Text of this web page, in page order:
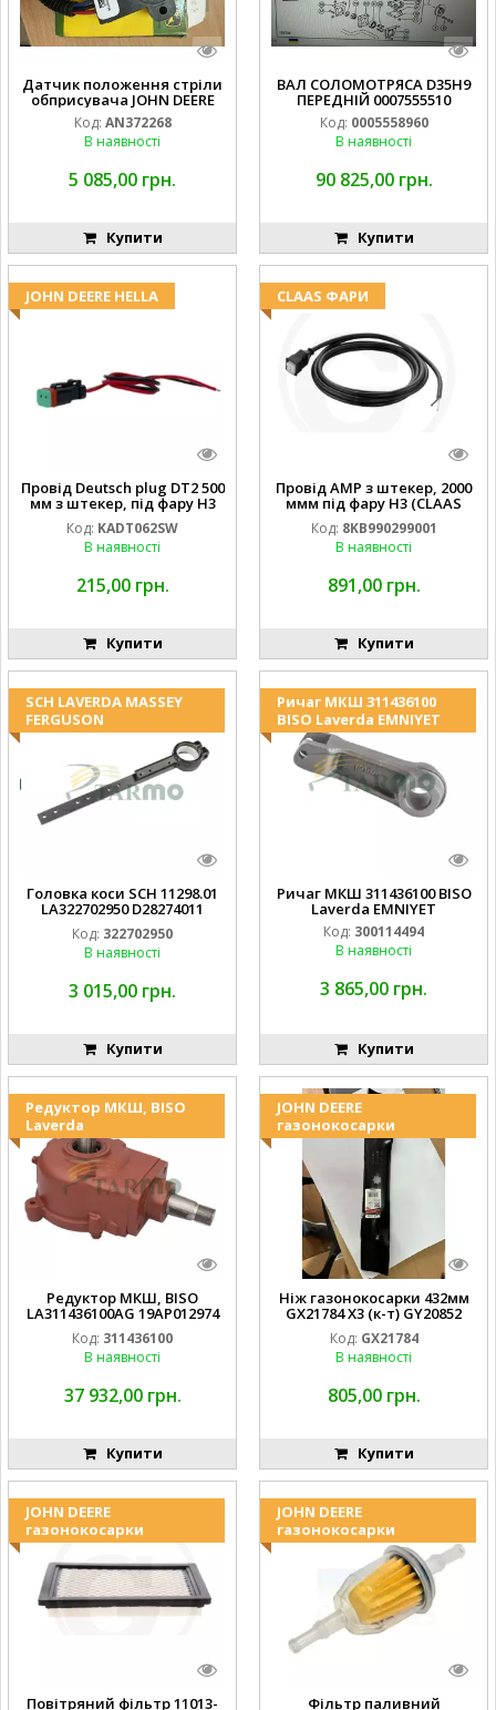
Датчик положення стріли
обприсувача JOHN DEERE
Код: AN372268
В наявності
5 085,00 грн.
Купити
ВАЛ СОЛОМОТРЯСА D35H9
ПЕРЕДНІЙ 0007555510
Код: 0005558960
В наявності
90 825,00 грн.
Купити
JOHN DEERE HELLA
Провід Deutsch plug DT2 500
мм з штекер, під фару H3
(JOHN DEERE AL116438
994.184.00) ) Kramp Hella
Код: KADT062SW
В наявності
215,00 грн.
Купити
CLAAS ФАРИ
Провід AMP з штекер, 2000
ммм під фару H3 (CLAAS
013733) Hella
Код: 8KB990299001
В наявності
891,00 грн.
Купити
SCH LAVERDA MASSEY
FERGUSON
Головка коси SCH 11298.01
LA322702950 D28274011
Код: 322702950
В наявності
3 015,00 грн.
Купити
Ричаг МКШ 311436100
BISO Laverda EMNIYET
Ричаг МКШ 311436100 BISO
Laverda EMNIYET
Код: 300114494
В наявності
3 865,00 грн.
Купити
Редуктор МКШ, BISO
Laverda
Редуктор МКШ, BISO
LA311436100AG 19AP012974
Laverda EMNIYET
Код: 311436100
В наявності
37 932,00 грн.
Купити
JOHN DEERE
газонокосарки
Ніж газонокосарки 432мм
GX21784 X3 (к-т) GY20852
AM137757 AM141035
Код: GX21784
В наявності
805,00 грн.
Купити
JOHN DEERE
газонокосарки
Повітряний фільтр 11013-
JOHN DEERE
газонокосарки
Фільтр паливний